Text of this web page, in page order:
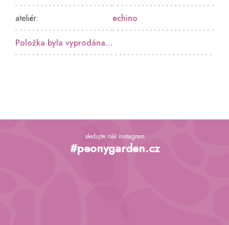
ateliér: echino
Položka byla vyprodána…
Z
sledujte náš instagram
#peonygarden.cz